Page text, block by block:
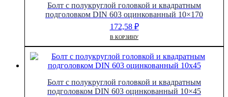
оцинкованный
Болт с полукруглой головкой и квадратным
подголовком DIN 603 оцинкованный 10×170
172,58 ₽
В КОРЗИНУ
Болт с полукруглой головкой и квадратным
подголовком DIN 603 оцинкованный 10×45